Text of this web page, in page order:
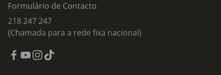
Formulário de Contacto
218 247 247
(Chamada para a rede fixa nacional)